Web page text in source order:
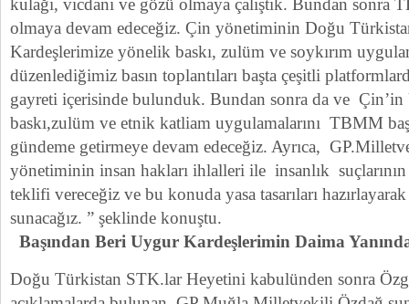
kulağı, vicdanı ve gözü olmaya çalıştık. Bundan sonra
olmaya devam edeceğiz. Çin yönetiminin Doğu
Kardeşlerimize yönelik baskı, zulüm ve soykırım
düzenlediğimiz basın toplantıları başta çeşitli
gayreti içerisinde bulunduk. Bundan sonra da ve
baskı,zulüm ve etnik katliam uygulamalarını TBMM
gündeme getirmeye devam edeceğiz. Ayrıca,
yönetiminin insan hakları ihlalleri ile insanlık suçlarının
teklifi vereceğiz ve bu konuda yasa tasarıları
sunacağız. ” şeklinde konuştu.
Başından Beri Uygur Kardeşlerimin Daima
Doğu Türkistan STK.lar Heyetini kabulünden sonra